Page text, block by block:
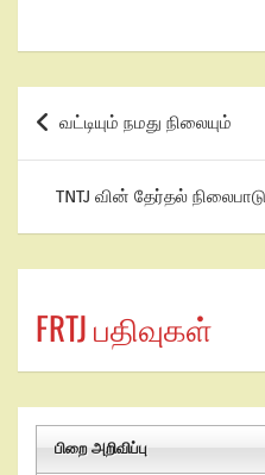
வட்டியும் நமது நிலையும்
TNTJ வின் தேர்தல்
FRTJ பதிவுகள்
பிறை அறிவிப்பு